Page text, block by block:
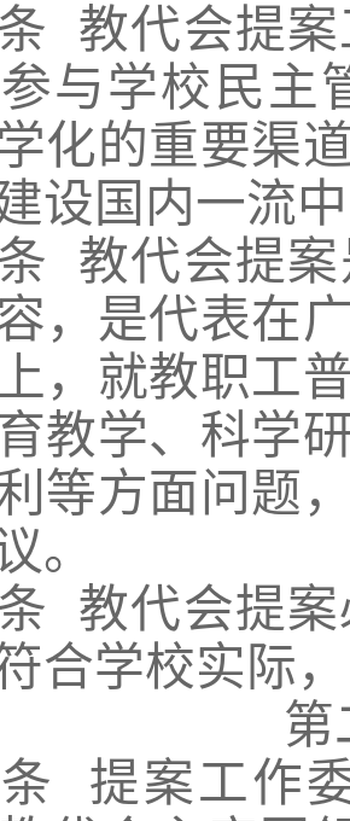
教代会提
与学校民主
化的重要渠
设国内一流
教代会提
，是代表在
，就教职工
教学、科学
等方面问题
。
教代会提
合学校实际
第
提案工作